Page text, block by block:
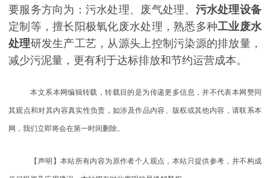
要服务方向为：污水处理、废气处理、 污水处理设备
定制等，擅长阳极氧化废水处理，熟悉多种工业废水
处理研发生产工艺，从源头上控制污染源的排放量，
减少污泥量，更有利于达标排放和节约运营成本。
本文系本网编辑转载，转载目的是为传递更多信息，并不代表本网赞同
其观点和对其内容真实性负责，如涉及作品内容、版权或其他内容，请联系本
网，我们立即将会在第一时间删除。
【声明】本站所有内容为原作者个人观点，本站只提供参考，并不构成